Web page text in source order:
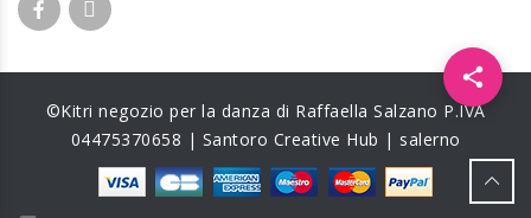
©Kitri negozio per la danza di Raffaella Salzano P.IVA
04475370658 | Santoro Creative Hub | salerno
Apri i